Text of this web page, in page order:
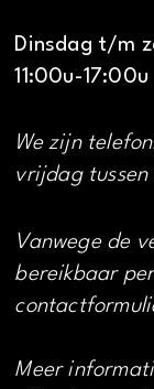
Dinsdag t/m
11:00u-17:00u
We zijn
vrijdag tussen
Vanwege de
bereikbaar
Meer